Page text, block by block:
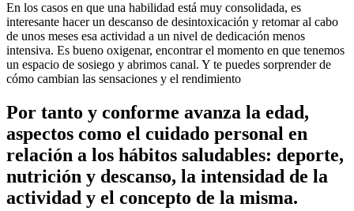
En los casos en que una habilidad está muy consolidada, es
interesante hacer un descanso de desintoxicación y retomar al cabo
de unos meses esa actividad a un nivel de dedicación menos
intensiva. Es bueno oxigenar, encontrar el momento en que tenemos
un espacio de sosiego y abrimos canal. Y te puedes sorprender de
cómo cambian las sensaciones y el rendimiento
Por tanto y conforme avanza la edad,
aspectos como el cuidado personal en
relación a los hábitos saludables: deporte,
nutrición y descanso, la intensidad de la
actividad y el concepto de la misma.